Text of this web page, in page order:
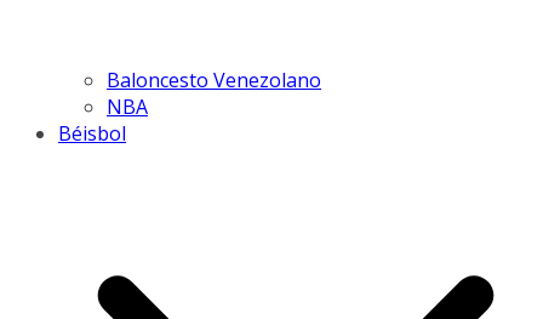
Baloncesto Venezolano
NBA
Béisbol